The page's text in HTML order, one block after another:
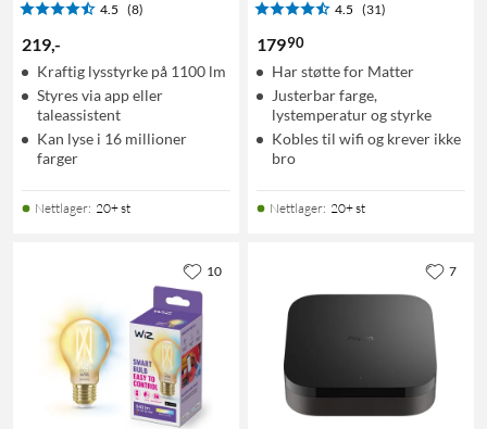
4.5 (8)
219,-
Kraftig lysstyrke på 1100 lm
Styres via app eller
taleassistent
Kan lyse i 16 millioner
farger
Nettlager: 20+ st
4.5 (31)
17990
Har støtte for Matter
Justerbar farge,
lystemperatur og styrke
Kobles til wifi og krever ikke
bro
Nettlager: 20+ st
10 7